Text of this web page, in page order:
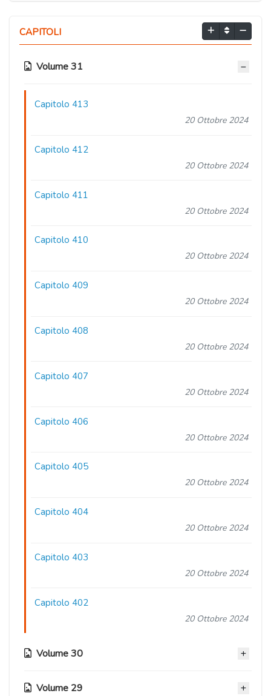
CAPITOLI
Volume 31
Capitolo 413
20 Ottobre 2024
Capitolo 412
20 Ottobre 2024
Capitolo 411
20 Ottobre 2024
Capitolo 410
20 Ottobre 2024
Capitolo 409
20 Ottobre 2024
Capitolo 408
20 Ottobre 2024
Capitolo 407
20 Ottobre 2024
Capitolo 406
20 Ottobre 2024
Capitolo 405
20 Ottobre 2024
Capitolo 404
20 Ottobre 2024
Capitolo 403
20 Ottobre 2024
Capitolo 402
20 Ottobre 2024
Volume 30
Capitolo 401
Volume 29